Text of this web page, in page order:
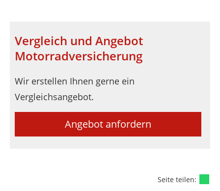
Vergleich und Angebot
Motorradversicherung
Wir erstellen Ihnen gerne ein
Vergleichsangebot.
Angebot anfordern
Seite teilen: